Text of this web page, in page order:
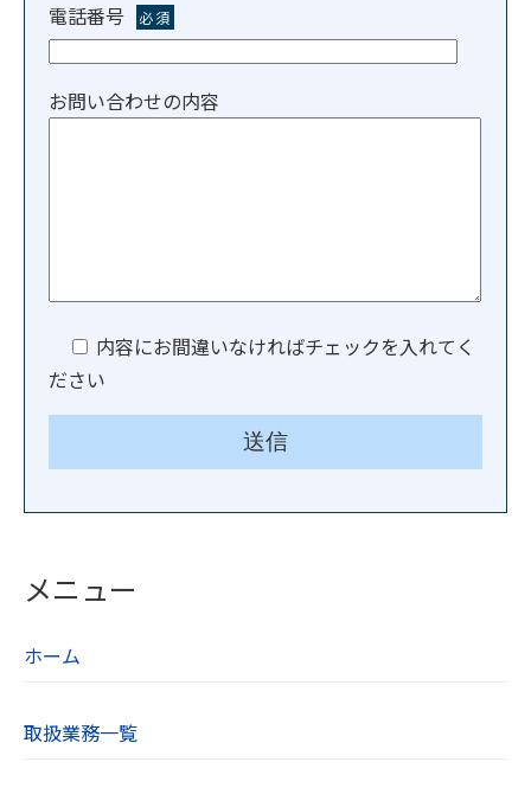
電話番号 必須
お問い合わせの内容
内容にお間違いなければチェックを入れてく
ださい
メニュー
ホーム
取扱業務一覧